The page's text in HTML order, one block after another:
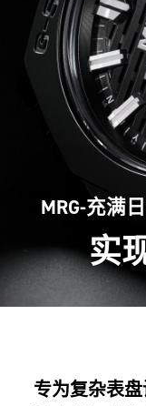
MRG-充满
实
专为复杂表